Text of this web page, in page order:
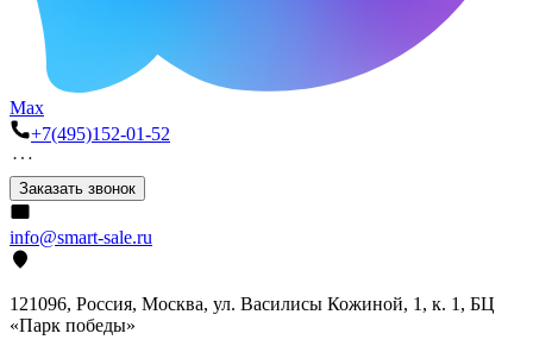
Max
+7(495)152-01-52
Заказать звонок
info@smart-sale.ru
121096, Россия, Москва, ул. Василисы Кожиной, 1, к. 1, БЦ
«Парк победы»